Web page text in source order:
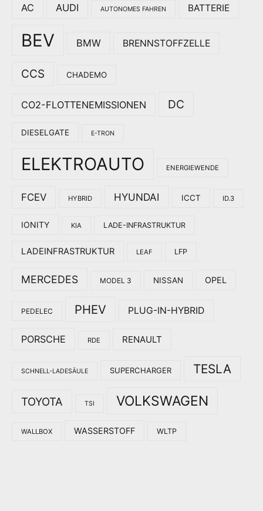
AC AUDI AUTONOMES FAHREN BATTERIE
BEV BMW BRENNSTOFFZELLE
CCS CHADEMO
CO2-FLOTTENEMISSIONEN DC
DIESELGATE E-TRON
ELEKTROAUTO ENERGIEWENDE
FCEV HYBRID HYUNDAI ICCT ID.3
IONITY KIA LADE-INFRASTRUKTUR
LADEINFRASTRUKTUR LEAF LFP
MERCEDES MODEL 3 NISSAN OPEL
PEDELEC PHEV PLUG-IN-HYBRID
PORSCHE RDE RENAULT
SCHNELL-LADESÄULE SUPERCHARGER TESLA
TOYOTA TSI VOLKSWAGEN
WALLBOX WASSERSTOFF WLTP